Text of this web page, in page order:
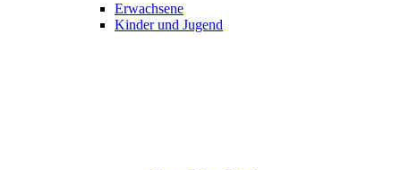
Erwachsene
Kinder und Jugend